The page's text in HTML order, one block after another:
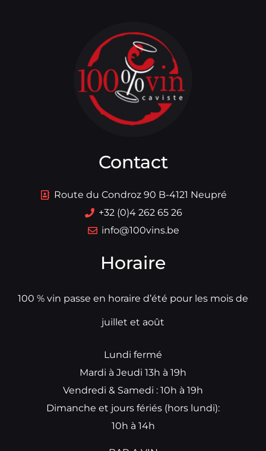
Contact
Route du Condroz 90 B-4121 Neupré
+32 (0)4 262 65 26
info@100vins.be
Horaire
100 % vin passe en horaire d’été pour les mois de
juillet et août
Lundi fermé
Mardi à Jeudi 13h à 19h
Vendredi & Samedi : 10h à 19h
Dimanche et jours fériés (hors lundi):
10h à 14h